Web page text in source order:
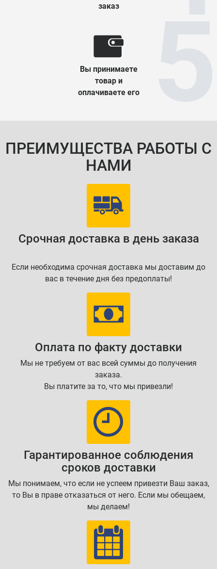
заказ
Вы принимаете
товар и
оплачиваете его
ПРЕИМУЩЕСТВА РАБОТЫ С
НАМИ
Срочная доставка в день заказа
Если необходима срочная доставка мы доставим до
вас в течение дня без предоплаты!
Оплата по факту доставки
Мы не требуем от вас всей суммы до получения
заказа.
Вы платите за то, что мы привезли!
Гарантированное соблюдения
сроков доставки
Мы понимаем, что если не успеем привезти Ваш заказ,
то Вы в праве отказаться от него. Если мы обещаем,
мы делаем!